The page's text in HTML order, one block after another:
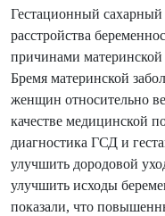
Гестационный
расстройства
причинами материнской
Бремя материнской
женщин относительно
качестве медицинской
диагностика ГСД и
улучшить дородовой
улучшить исходы
показали, что